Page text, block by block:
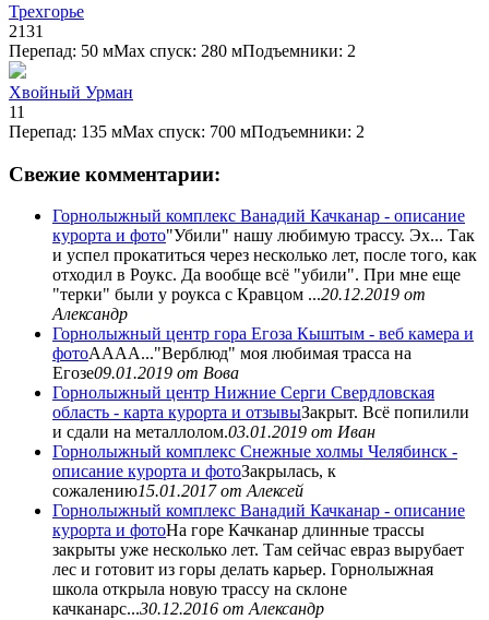
Трехгорье
2131
Перепад: 50 мMax спуск: 280 мПодъемники: 2
Хвойный Урман
11
Перепад: 135 мMax спуск: 700 мПодъемники: 2
Свежие комментарии:
Горнолыжный комплекс Ванадий Качканар - описание
курорта и фото"Убили" нашу любимую трассу. Эх... Так
и успел прокатиться через несколько лет, после того, как
отходил в Роукс. Да вообще всё "убили". При мне еще
"терки" были у роукса с Кравцом ...20.12.2019 от
Александр
Горнолыжный центр гора Егоза Кыштым - веб камера и
фотоАААА..."Верблюд" моя любимая трасса на
Егозе09.01.2019 от Вова
Горнолыжный центр Нижние Серги Свердловская
область - карта курорта и отзывыЗакрыт. Всё попилили
и сдали на металлолом.03.01.2019 от Иван
Горнолыжный комплекс Снежные холмы Челябинск -
описание курорта и фотоЗакрылась, к
сожалению15.01.2017от Алексей
Горнолыжный комплекс Ванадий Качканар - описание
курорта и фотоНа горе Качканар длинные трассы
закрыты уже несколько лет. Там сейчас евраз вырубает
лес и готовит из горы делать карьер. Горнолыжная
школа открыла новую трассу на склоне
качканарс...30.12.2016 от Александр